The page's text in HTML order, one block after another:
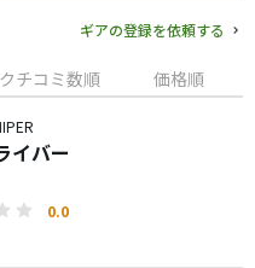
ギアの登録を依頼する
クチコミ数順 価格順
イバー
0.0